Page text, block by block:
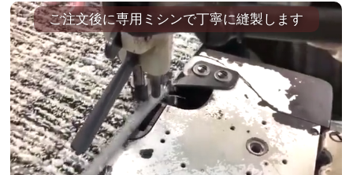
ご注文後に専用ミシンで丁寧に縫製します